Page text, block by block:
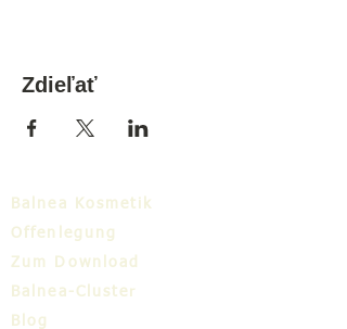
Zdieľať
Balnea Kosmetik
Offenlegung
Zum Download
Balnea-Cluster
Blog